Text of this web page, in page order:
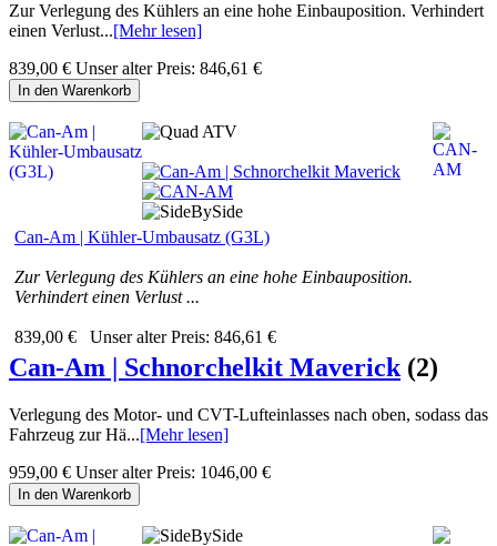
Zur Verlegung des Kühlers an eine hohe Einbauposition. Verhindert
einen Verlust...[Mehr lesen]
839,00 € Unser alter Preis: 846,61 €
In den Warenkorb
Can-Am | Kühler-Umbausatz (G3L)
Zur Verlegung des Kühlers an eine hohe Einbauposition.
Verhindert einen Verlust ...
839,00 € Unser alter Preis: 846,61 €
Can-Am | Schnorchelkit Maverick (2)
Verlegung des Motor- und CVT-Lufteinlasses nach oben, sodass das
Fahrzeug zur Hä...[Mehr lesen]
959,00 € Unser alter Preis: 1046,00 €
In den Warenkorb